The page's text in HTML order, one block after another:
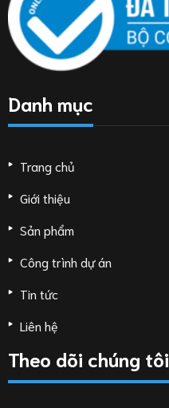
Danh mục
Trang chủ
Giới thiệu
Sản phẩm
Công trình dự án
Tin tức
Liên hệ
Theo dõi chúng tôi